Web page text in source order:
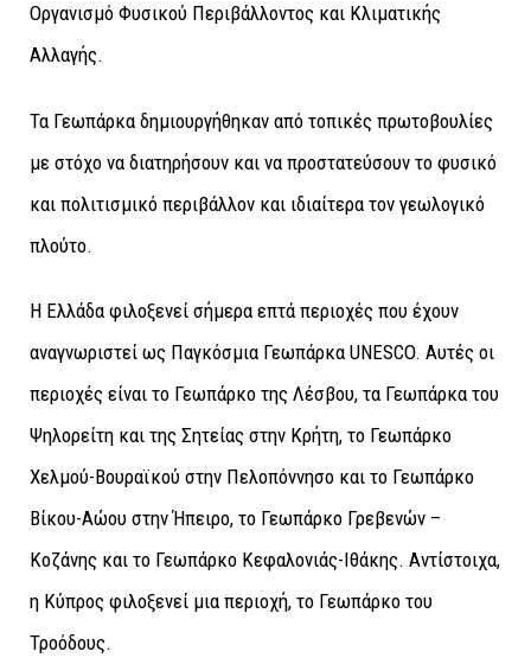
Οργανισμό Φυσικού Περιβάλλοντος και Κλιματικής
Αλλαγής.
Τα Γεωπάρκα δημιουργήθηκαν από τοπικές πρωτοβουλίες
με στόχο να διατηρήσουν και να προστατεύσουν το φυσικό
και πολιτισμικό περιβάλλον και ιδιαίτερα τον γεωλογικό
πλούτο.
Η Ελλάδα φιλοξενεί σήμερα επτά περιοχές που έχουν
αναγνωριστεί ως Παγκόσμια Γεωπάρκα UNESCO. Αυτές οι
περιοχές είναι το Γεωπάρκο της Λέσβου, τα Γεωπάρκα του
Ψηλορείτη και της Σητείας στην Κρήτη, το Γεωπάρκο
Χελμού-Βουραϊκού στην Πελοπόννησο και το Γεωπάρκο
Βίκου-Αώου στην Ήπειρο, το Γεωπάρκο Γρεβενών –
Κοζάνης και το Γεωπάρκο Κεφαλονιάς-Ιθάκης. Αντίστοιχα,
η Κύπρος φιλοξενεί μια περιοχή, το Γεωπάρκο του
Τροόδους.